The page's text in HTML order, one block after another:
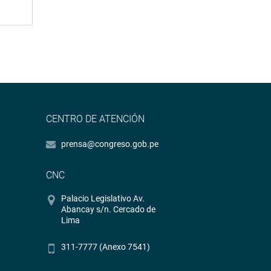
CENTRO DE ATENCIÓN
prensa@congreso.gob.pe
CNC
Palacio Legislativo Av.
Abancay s/n. Cercado de
Lima
311-7777 (Anexo 7541)